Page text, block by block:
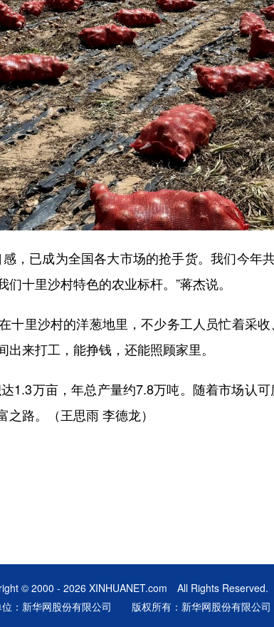
已成为全国各大市场的抢手货。我们今年共
十里沙村特色的农业标杆。”蒋杰说。
里沙村的洋葱地里，不少务工人员忙着采收
来打工，能挣钱，还能照顾家里。
万亩，年总产量约7.8万吨。随着市场认可
路。（王思雨 李德龙）
© 2000 - 2026 XINHUANET.com All Rights Reserved.
位：新华网股份有限公司 版权所有：新华网股份有限公司